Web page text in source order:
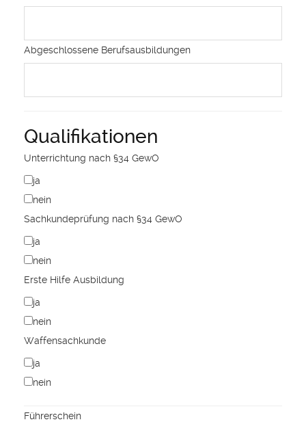
Abgeschlossene Berufsausbildungen
Qualifikationen
Unterrichtung nach §34 GewO
ja
nein
Sachkundeprüfung nach §34 GewO
ja
nein
Erste Hilfe Ausbildung
ja
nein
Waffensachkunde
ja
nein
Führerschein